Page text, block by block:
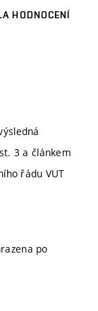
HODNOCENÍ
3 a článkem
řádu VUT
po